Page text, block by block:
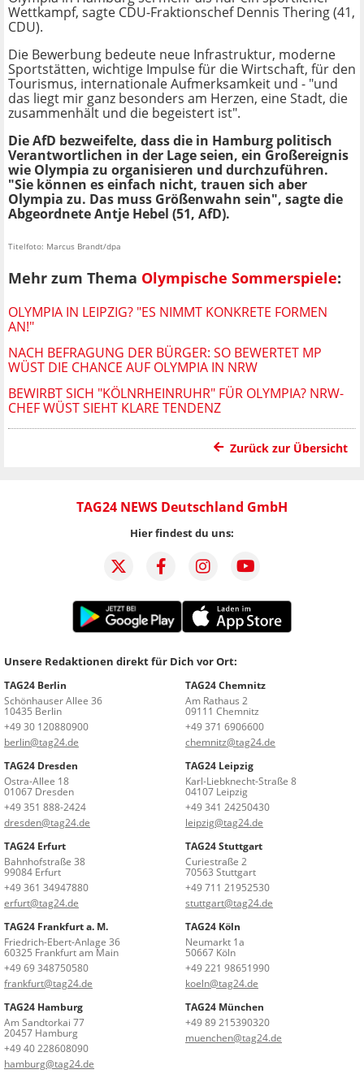
Wettkampf, sagte CDU-Fraktionschef Dennis Thering (41,
CDU).
Die Bewerbung bedeute neue Infrastruktur, moderne
Sportstätten, wichtige Impulse für die Wirtschaft, für den
Tourismus, internationale Aufmerksamkeit und - "und
das liegt mir ganz besonders am Herzen, eine Stadt, die
zusammenhält und die begeistert ist".
Die AfD bezweifelte, dass die in Hamburg politisch
Verantwortlichen in der Lage seien, ein Großereignis
wie Olympia zu organisieren und durchzuführen.
"Sie können es einfach nicht, trauen sich aber
Olympia zu. Das muss Größenwahn sein", sagte die
Abgeordnete Antje Hebel (51, AfD).
Titelfoto: Marcus Brandt/dpa
Mehr zum Thema Olympische Sommerspiele:
OLYMPIA IN LEIPZIG? "ES NIMMT KONKRETE FORMEN
AN!"
NACH BEFRAGUNG DER BÜRGER: SO BEWERTET MP
WÜST DIE CHANCE AUF OLYMPIA IN NRW
BEWIRBT SICH "KÖLNRHEINRUHR" FÜR OLYMPIA? NRW-
CHEF WÜST SIEHT KLARE TENDENZ
Zurück zur Übersicht
TAG24 NEWS Deutschland GmbH
Hier findest du uns:
Unsere Redaktionen direkt für Dich vor Ort:
TAG24 Berlin
Schönhauser Allee 36
10435 Berlin
+49 30 120880900
berlin@tag24.de
TAG24 Chemnitz
Am Rathaus 2
09111 Chemnitz
+49 371 6906600
chemnitz@tag24.de
TAG24 Dresden
Ostra-Allee 18
01067 Dresden
+49 351 888-2424
dresden@tag24.de
TAG24 Leipzig
Karl-Liebknecht-Straße 8
04107 Leipzig
+49 341 24250430
leipzig@tag24.de
TAG24 Erfurt
Bahnhofstraße 38
99084 Erfurt
+49 361 34947880
erfurt@tag24.de
TAG24 Stuttgart
Curiestraße 2
70563 Stuttgart
+49 711 21952530
stuttgart@tag24.de
TAG24 Frankfurt a. M.
Friedrich-Ebert-Anlage 36
60325 Frankfurt am Main
+49 69 348750580
frankfurt@tag24.de
TAG24 Köln
Neumarkt 1a
50667 Köln
+49 221 98651990
koeln@tag24.de
TAG24 Hamburg
Am Sandtorkai 77
20457 Hamburg
+49 40 228608090
hamburg@tag24.de
TAG24 München
+49 89 215390320
muenchen@tag24.de